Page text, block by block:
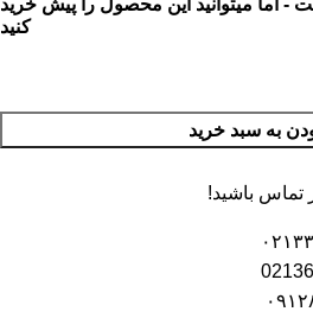
کنید
به سبد خرید
تماس باشید!